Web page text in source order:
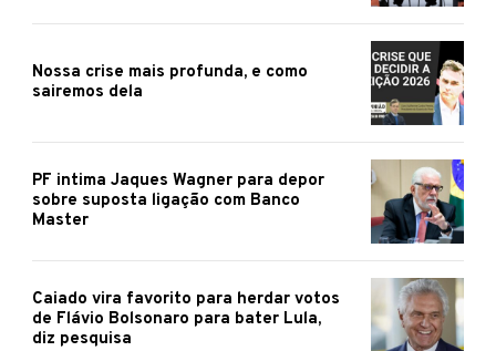
Nossa crise mais profunda, e como
sairemos dela
PF intima Jaques Wagner para depor
sobre suposta ligação com Banco
Master
Caiado vira favorito para herdar votos
de Flávio Bolsonaro para bater Lula,
diz pesquisa